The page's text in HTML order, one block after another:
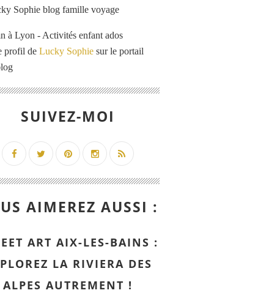
à Lyon - Activités enfant ados
profil de Lucky Sophie sur le portail
SUIVEZ-MOI
AIMEREZ AUSSI :
ART AIX-LES-BAINS :
LA RIVIERA DES
ALPES AUTREMENT !